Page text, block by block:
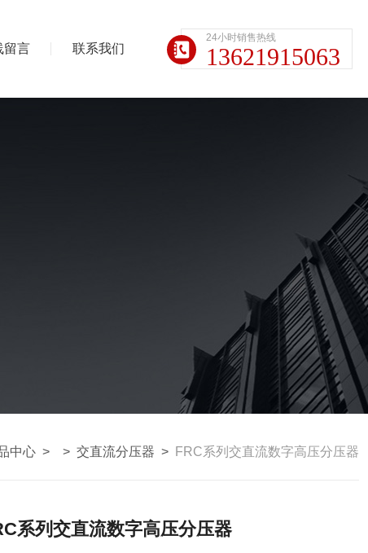
留言 联系我们
24小时销售热线
13621915063
中心 > > 交直流分压器 > FRC系列交直流数字高压分压器
系列交直流数字高压分压器